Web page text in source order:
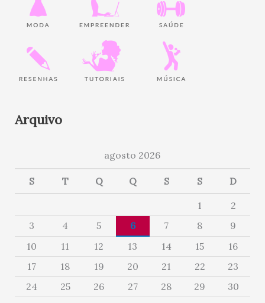
Arquivo
agosto 2026
S T Q Q S S D
1
2
3
4 5 6 7 8
9
10
11 12 13 14 15
16
17
18 19 20 21 22
23
24
25 26 27 28 29
30